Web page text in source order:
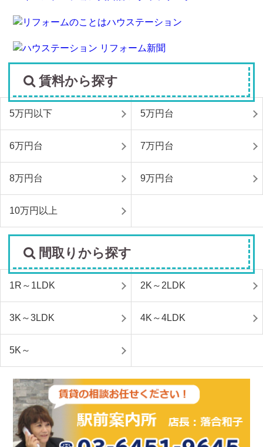
賃料から探す
5万円以下 5万円台
6万円台 7万円台
8万円台 9万円台
10万円以上
間取りから探す
1R～1LDK 2K～2LDK
3K～3LDK 4K～4LDK
5K～